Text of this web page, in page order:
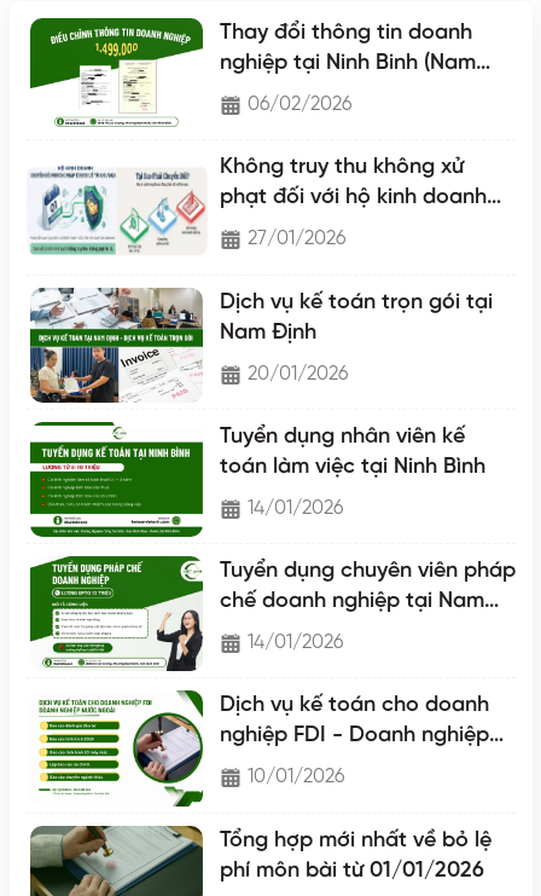
Thay đổi thông tin doanh
nghiệp tại Ninh Binh (Nam
Định - Hà Nam - Ninh Binh)
06/02/2026
Không truy thu không xử
phạt đối với hộ kinh doanh
chuyển lên hộ khoán
27/01/2026
Dịch vụ kế toán trọn gói tại
Nam Định
20/01/2026
Tuyển dụng nhân viên kế
toán làm việc tại Ninh Bình
14/01/2026
Tuyển dụng chuyên viên pháp
chế doanh nghiệp tại Nam
Định14/01/2026
Dịch vụ kế toán cho doanh
nghiệp FDI - Doanh nghiệp
nước ngoài
10/01/2026
Tổng hợp mới nhất về bỏ lệ
phí môn bài từ 01/01/2026